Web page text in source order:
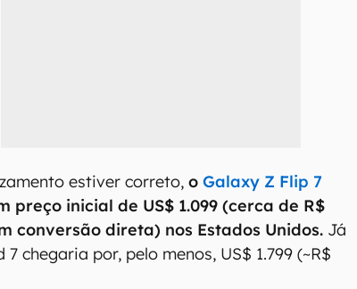
estiver correto,oGalaxy Z Flip 7
preço inicial de US$ 1.099 (cerca de R$
conversão direta) nos Estados Unidos. Já
7 chegaria por, pelo menos, US$ 1.799 (~R$